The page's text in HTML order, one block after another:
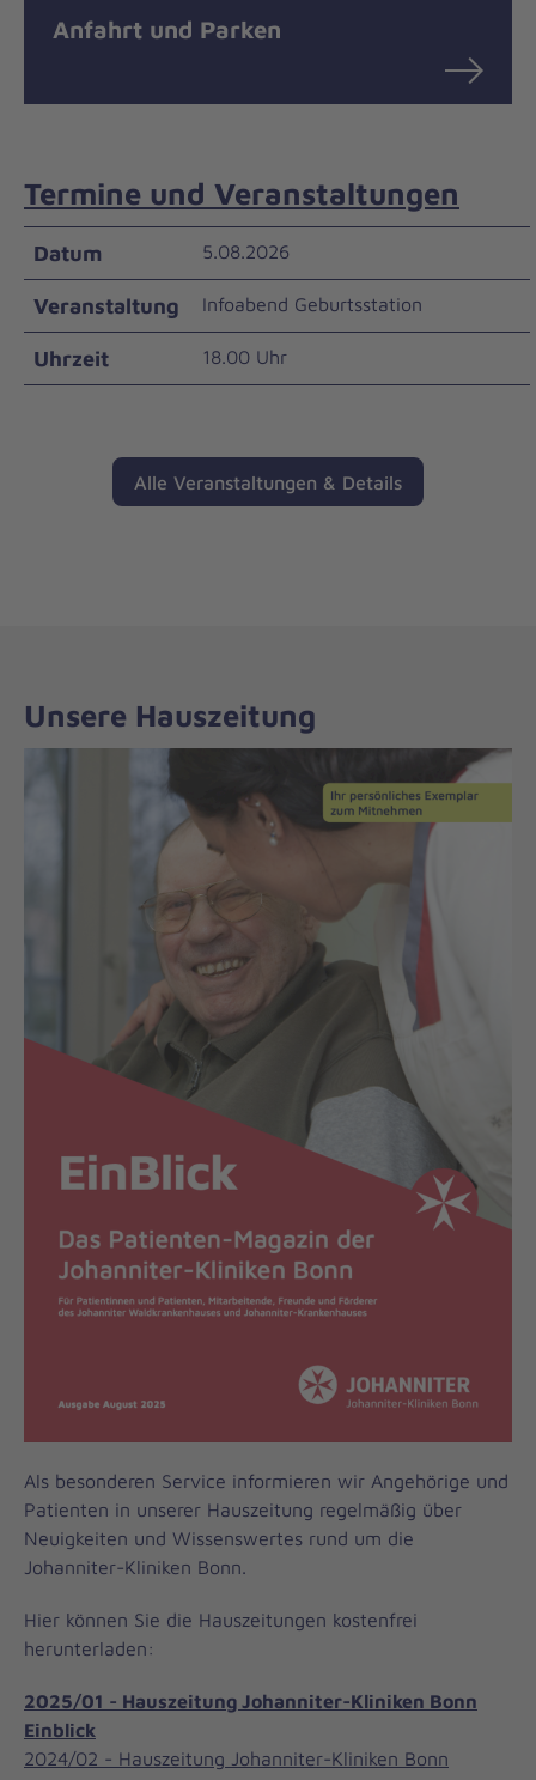
Anfahrt und Parken
Termine und Veranstaltungen
5.08.2026
Infoabend Geburtsstation
18.00 Uhr
Alle Veranstaltungen & Details
Unsere Hauszeitung
Als besonderen Service informieren wir Angehörige und
Patienten in unserer Hauszeitung regelmäßig über
Neuigkeiten und Wissenswertes rund um die
Johanniter-Kliniken Bonn.
Hier können Sie die Hauszeitungen kostenfrei
herunterladen:
2025/01 - Hauszeitung Johanniter-Kliniken Bonn
Einblick
2024/02 - Hauszeitung Johanniter-Kliniken Bonn